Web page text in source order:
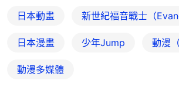
日本動畫 新世紀福音戰士（
日本漫畫 少年Jump 動漫
動漫多媒體